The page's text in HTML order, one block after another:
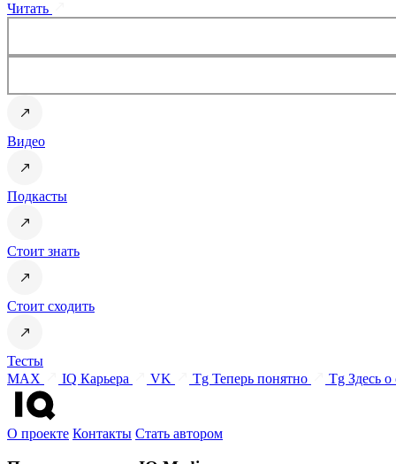
Читать
Видео
Подкасты
Стоит знать
Стоит сходить
Тесты
MAX
IQ Карьера VK Tg Теперь понятно Tg Здесь о
О проекте Контакты Стать автором